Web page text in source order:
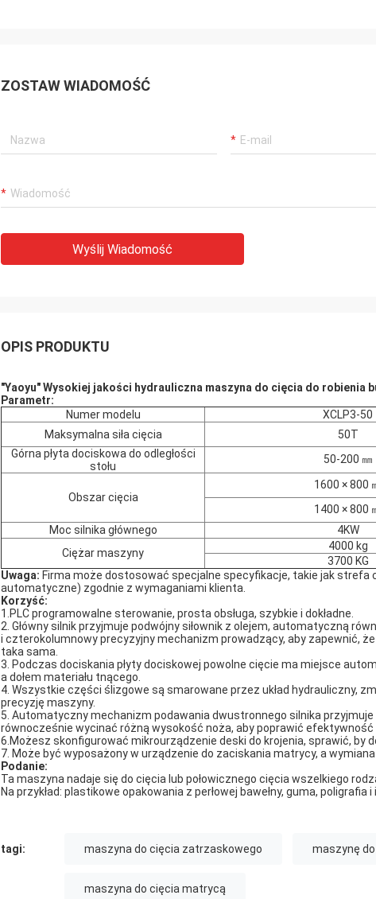
ZOSTAW WIADOMOŚĆ
Wyślij Wiadomość
OPIS PRODUKTU
"Yaoyu" Wysokiej jakości hydrauliczna maszyna do cięcia do robienia
Parametr:
Numer modelu
XCLP3-50
Maksymalna siła cięcia
50T
Górna płyta dociskowa do odległości
stołu
50-200 ㎜
Obszar cięcia
1600 × 800
1400 × 800
Moc silnika głównego
4KW
Ciężar maszyny
4000 kg
3700 KG
Uwaga: Firma może dostosować specjalne specyfikacje, takie jak
automatyczne) zgodnie z wymaganiami klienta.
Korzyść:
1.PLC programowalne sterowanie, prosta obsługa, szybkie i dokładne.
2. Główny silnik przyjmuje podwójny siłownik z olejem, automatyczną
i czterokolumnowy precyzyjny mechanizm prowadzący, aby zapewnić,
taka sama.
3. Podczas dociskania płyty dociskowej powolne cięcie ma miejsce
a dołem materiału tnącego.
4. Wszystkie części ślizgowe są smarowane przez układ hydrauliczny,
precyzję maszyny.
5. Automatyczny mechanizm podawania dwustronnego silnika
równocześnie wycinać różną wysokość noża, aby poprawić efektywność
6.Możesz skonfigurować mikrourządzenie deski do krojenia, sprawić, by
7. Może być wyposażony w urządzenie do zaciskania matrycy, a
Podanie:
Ta maszyna nadaje się do cięcia lub połowicznego cięcia wszelkiego
Na przykład: plastikowe opakowania z perłowej bawełny, guma, poligrafia i
tagi: maszyna do cięcia zatrzaskowego maszynę
maszyna do cięcia matrycą